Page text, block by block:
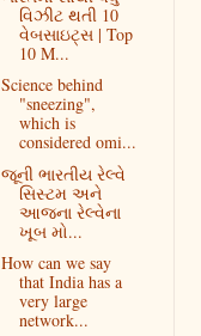
વિઝીટ થતી 10
વેબસાઇટ્સ | Top
10 M...
Science behind
"sneezing",
which is
considered omi...
જૂની ભારતીય રેલ્વે
સિસ્ટમ અને
આજના રેલ્વેના
ખૂબ મો...
How can we say
that India has a
very large
network...